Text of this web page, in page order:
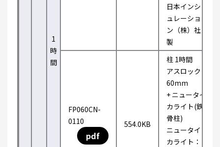
1
時
間
日本インシ
ュレーショ
ン（株）社
製
FP060CN-
0110
pdf
554.0KB
柱 1時間
アスロック
60mm
+ ニュータイ
カライト(鉄
骨柱)
ニュータイ
カライト：